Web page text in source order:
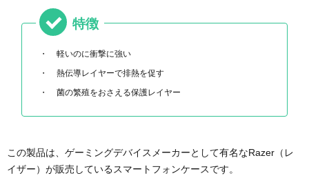
特徴
軽いのに衝撃に強い
熱伝導レイヤーで排熱を促す
菌の繁殖をおさえる保護レイヤー
この製品は、ゲーミングデバイスメーカーとして有名なRazer（レ
イザー）が販売しているスマートフォンケースです。